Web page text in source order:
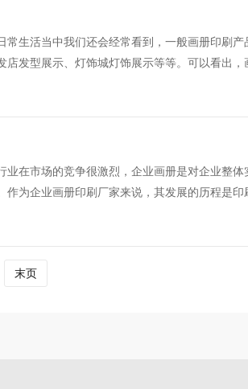
生活当中我们还会经常看到，一般画册印刷产
发型展示、灯饰城灯饰展示等等。可以看出，
在市场的竞争很激烈，企业画册是对企业整体
为企业画册印刷厂家来说，其发展的历程是印
末页